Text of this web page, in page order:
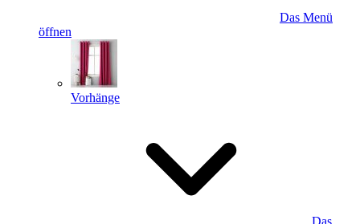
Das Menü
öffnen
Vorhänge
Das